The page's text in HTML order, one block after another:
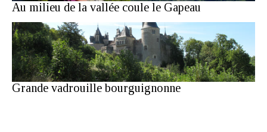
Au milieu de la vallée coule le Gapeau
Grande vadrouille bourguignonne